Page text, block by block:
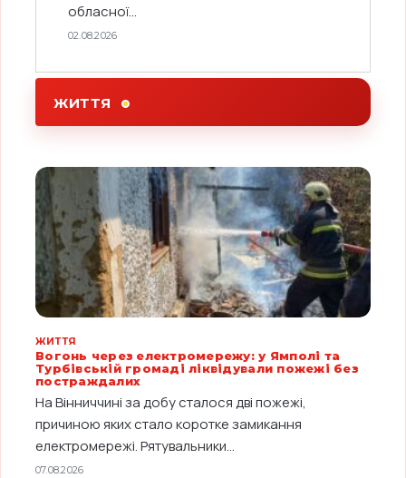
обласної...
02.08.2026
ЖИТТЯ
ЖИТТЯ
Вогонь через електромережу: у Ямполі та
Турбівській громаді ліквідували пожежі без
постраждалих
На Вінниччині за добу сталося дві пожежі,
причиною яких стало коротке замикання
електромережі. Рятувальники...
07.08.2026